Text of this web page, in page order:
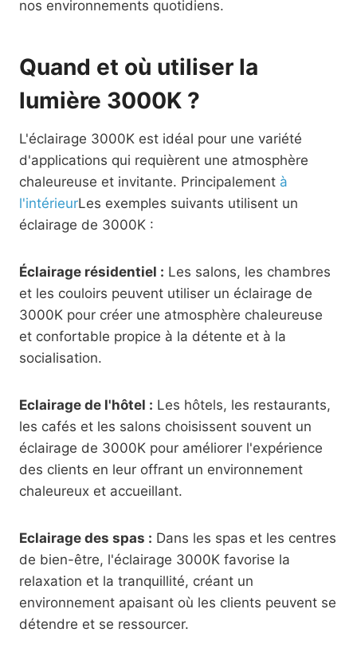
nos environnements quotidiens.
Quand et où utiliser la
lumière 3000K ?
L'éclairage 3000K est idéal pour une variété
d'applications qui requièrent une atmosphère
chaleureuse et invitante. Principalement à
l'intérieurLes exemples suivants utilisent un
éclairage de 3000K :
Éclairage résidentiel : Les salons, les chambres
et les couloirs peuvent utiliser un éclairage de
3000K pour créer une atmosphère chaleureuse
et confortable propice à la détente et à la
socialisation.
Eclairage de l'hôtel : Les hôtels, les restaurants,
les cafés et les salons choisissent souvent un
éclairage de 3000K pour améliorer l'expérience
des clients en leur offrant un environnement
chaleureux et accueillant.
Eclairage des spas : Dans les spas et les centres
de bien-être, l'éclairage 3000K favorise la
relaxation et la tranquillité, créant un
environnement apaisant où les clients peuvent se
détendre et se ressourcer.